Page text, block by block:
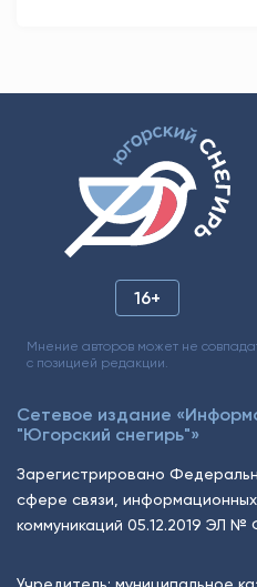
16+
Мнение авторов может не
с позицией редакции.
Сетевое издание
"Югорский снегирь"»
Зарегистрировано
сфере связи,
коммуникаций 05.12.2019 ЭЛ №
Учредитель: муниципальное